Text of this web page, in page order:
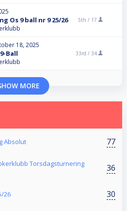
Os 9 ball nr 9 25/26 5th / 17
18, 2025
Ball 33rd / 34
MORE
Absolut 77
Torsdagsturnering
36
26 30